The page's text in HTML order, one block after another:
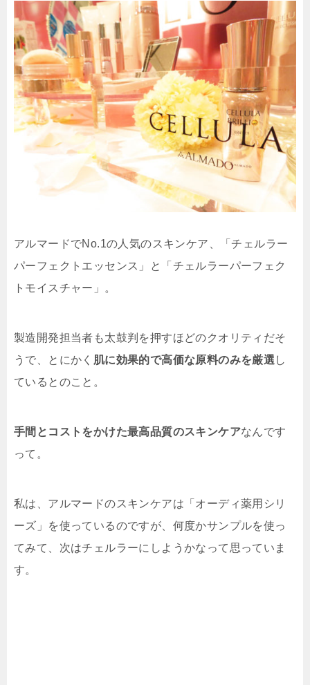
アルマードでNo.1の人気のスキンケア、「チェルラー
パーフェクトエッセンス」と「チェルラーパーフェク
トモイスチャー」。
製造開発担当者も太鼓判を押すほどのクオリティだそ
うで、とにかく 肌に効果的で高価な原料のみを厳選 し
ているとのこと。
手間とコストをかけた最高品質のスキンケアなんです
って。
私は、アルマードのスキンケアは「オーディ薬用シリ
ーズ」を使っているのですが、何度かサンプルを使っ
てみて、次はチェルラーにしようかなって思っていま
す。